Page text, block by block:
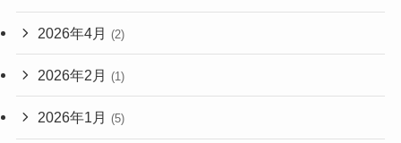
2026年4月 (2)
2026年2月 (1)
2026年1月 (5)